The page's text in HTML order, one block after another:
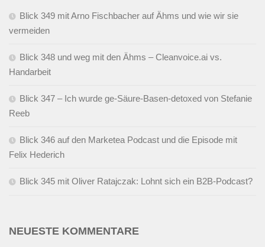
Blick 349 mit Arno Fischbacher auf Ähms und wie wir sie
vermeiden
Blick 348 und weg mit den Ähms – Cleanvoice.ai vs.
Handarbeit
Blick 347 – Ich wurde ge-Säure-Basen-detoxed von Stefanie
Reeb
Blick 346 auf den Marketea Podcast und die Episode mit
Felix Hederich
Blick 345 mit Oliver Ratajczak: Lohnt sich ein B2B-Podcast?
NEUESTE KOMMENTARE